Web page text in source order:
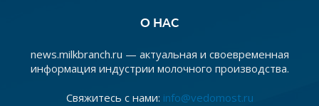
О НАС
news.milkbranch.ru — актуальная и своевременная
информация индустрии молочного производства.
Свяжитесь с нами: info@vedomost.ru